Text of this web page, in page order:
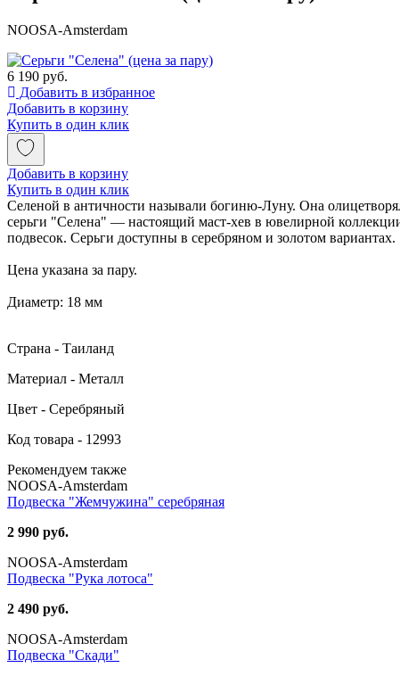
NOOSA-Amsterdam
6 190 руб.
Добавить в избранное
Добавить в корзину
Купить в один клик
Добавить в корзину
Купить в один клик
Селеной в античности называли богиню-Луну. Она
серьги "Селена" — настоящий маст-хев в ювелирной
подвесок. Серьги доступны в серебряном и золотом вариантах.
Цена указана за пару.
Диаметр: 18 мм
Страна - Таиланд
Материал - Металл
Цвет - Серебряный
Код товара - 12993
Рекомендуем также
NOOSA-Amsterdam
Подвеска "Жемчужина" серебряная
2 990 руб.
NOOSA-Amsterdam
Подвеска "Рука лотоса"
2 490 руб.
NOOSA-Amsterdam
Подвеска "Скади"